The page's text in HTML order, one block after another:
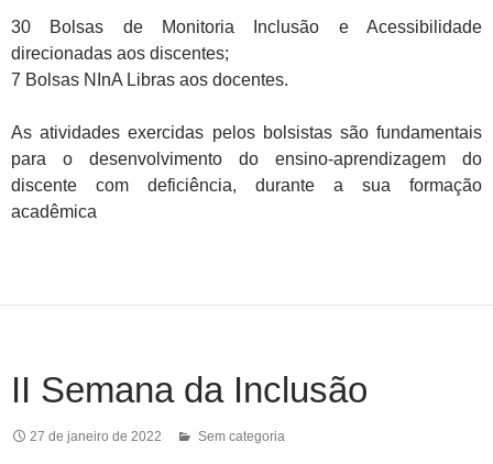
30 Bolsas de Monitoria Inclusão e Acessibilidade
direcionadas aos discentes;
7 Bolsas NInA Libras aos docentes.
As atividades exercidas pelos bolsistas são fundamentais
para o desenvolvimento do ensino-aprendizagem do
discente com deficiência, durante a sua formação
acadêmica
II Semana da Inclusão
27 de janeiro de 2022 Sem categoria